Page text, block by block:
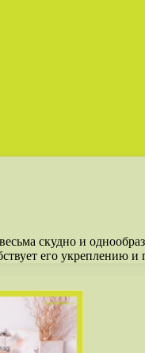
скудно и
его укреплению и